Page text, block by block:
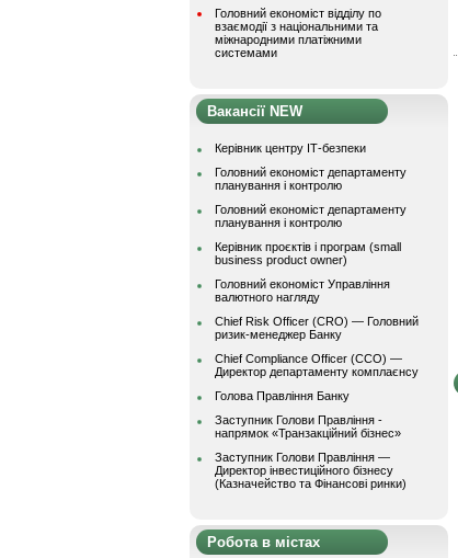
Головний економіст відділу по
взаємодії з національними та
міжнародними платіжними
системами
Вакансії NEW
Керівник центру ІТ-безпеки
Головний економіст департаменту
планування і контролю
Головний економіст департаменту
планування і контролю
Керівник проєктів і програм (small
business product owner)
Головний економіст Управління
валютного нагляду
Chief Risk Officer (CRO) — Головний
ризик-менеджер Банку
Chief Compliance Officer (CCO) —
Директор департаменту комплаєнсу
Голова Правління Банку
Заступник Голови Правління -
напрямок «Транзакційний бізнес»
Заступник Голови Правління —
Директор інвестиційного бізнесу
(Казначейство та Фінансові ринки)
Робота в містах